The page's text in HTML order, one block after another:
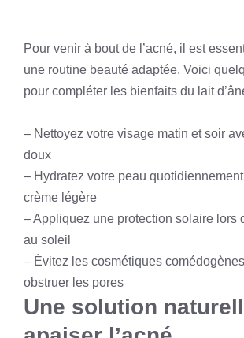
Pour venir à bout de l’acné, il est
une routine beauté adaptée. Voici
pour compléter les bienfaits du lait
– Nettoyez votre visage matin et soir
doux
– Hydratez votre peau
crème légère
– Appliquez une protection solaire lors
au soleil
– Évitez les cosmétiques
obstruer les pores
Une solution